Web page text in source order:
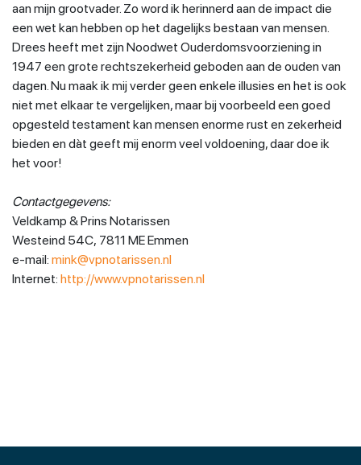
aan mijn grootvader. Zo word ik herinnerd aan de impact die
een wet kan hebben op het dagelijks bestaan van mensen.
Drees heeft met zijn Noodwet Ouderdomsvoorziening in
1947 een grote rechtszekerheid geboden aan de ouden van
dagen. Nu maak ik mij verder geen enkele illusies en het is ook
niet met elkaar te vergelijken, maar bij voorbeeld een goed
opgesteld testament kan mensen enorme rust en zekerheid
bieden en dàt geeft mij enorm veel voldoening, daar doe ik
het voor!
Contactgegevens:
Veldkamp & Prins Notarissen
Westeind 54C, 7811 ME Emmen
e-mail: mink@vpnotarissen.nl
Internet: http://www.vpnotarissen.nl